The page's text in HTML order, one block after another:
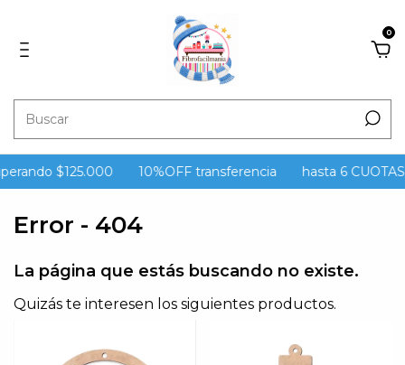
0
$125.000 10%OFF transferencia hasta 6
Error - 404
La página que estás buscando no existe.
Quizás te interesen los siguientes productos.